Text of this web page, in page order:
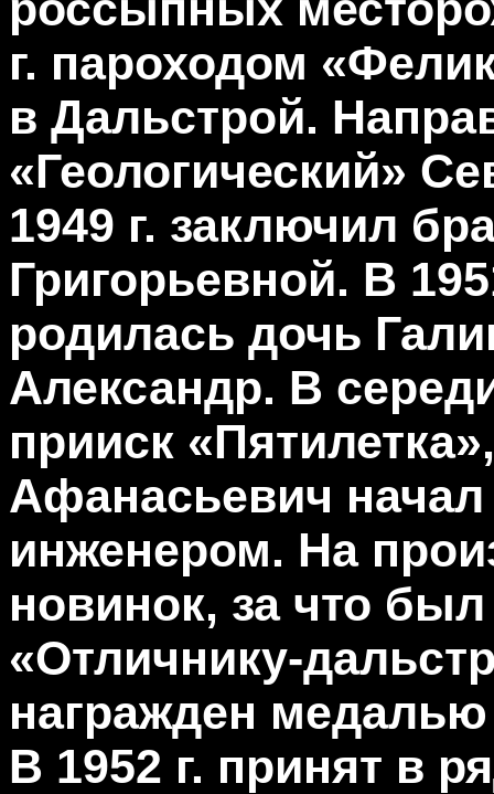
г. пароходом
в Дальстрой.
«Геологический»
1949 г. заключил
Григорьевной. В
родилась дочь
Александр. В
прииск
Афанасьевич
инженером. На
новинок, за что
«Отличнику-
награжден медалью
В 1952 г. принят в